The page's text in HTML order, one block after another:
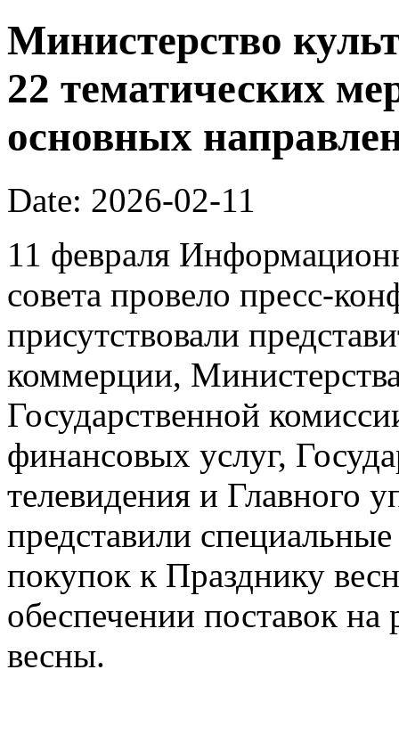
Министерство
22 тематических
основных
Date: 2026-02-11
11 февраля
совета провело пресс-
присутствовали
коммерции,
Государственной
финансовых услуг,
телевидения и Главного
представили
покупок к Празднику
обеспечении поставок
весны.